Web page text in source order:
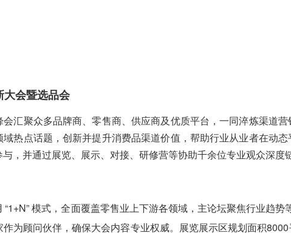
大会暨选品会
汇聚众多品牌商、零售商、供应商及优质平台，一同淬炼渠道
热点话题，创新并提升消费品渠道价值，帮助行业从业者在动
，并通过展览、展示、对接、研修营等协助千余位专业观众深度
模式，全面覆盖零售业上下游各领域，主论坛聚焦行业趋
为顾问伙伴，确保大会内容专业权威。展览展示区规划面积